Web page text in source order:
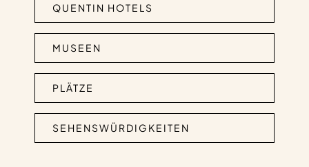
QUENTIN HOTELS
MUSEEN
PLÄTZE
SEHENSWÜRDIGKEITEN